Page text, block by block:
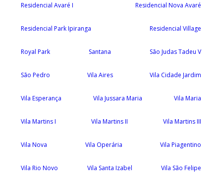
Residencial Avaré I Residencial Nova Avaré
Residencial Park Ipiranga Residencial Village
Royal Park Santana São Judas Tadeu V
São Pedro Vila Aires Vila Cidade Jardim
Vila Esperança Vila Jussara Maria Vila Maria
Vila Martins I Vila Martins II Vila Martins III
Vila Nova Vila Operária Vila Piagentino
Vila Rio Novo Vila Santa Izabel Vila São Felipe